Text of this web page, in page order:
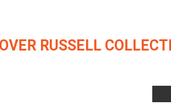
RUSSELL